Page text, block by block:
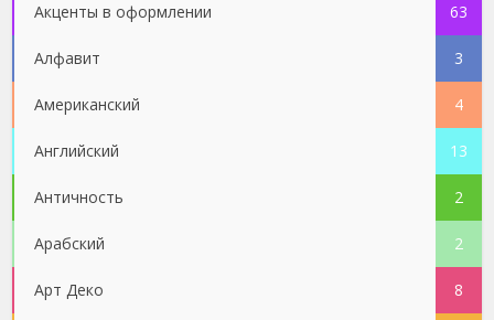
Акценты в оформлении 63
Алфавит 3
Американский 4
Английский 13
Античность 2
Арабский 2
Арт Деко 8